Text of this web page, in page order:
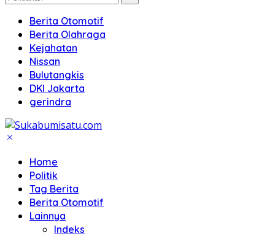
Berita Otomotif
Berita Olahraga
Kejahatan
Nissan
Bulutangkis
DKI Jakarta
gerindra
Home
Politik
Tag Berita
Berita Otomotif
Lainnya
Indeks